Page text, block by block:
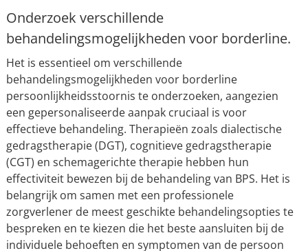
Onderzoek verschillende
behandelingsmogelijkheden voor borderline.
Het is essentieel om verschillende
behandelingsmogelijkheden voor borderline
persoonlijkheidsstoornis te onderzoeken, aangezien
een gepersonaliseerde aanpak cruciaal is voor
effectieve behandeling. Therapieën zoals dialectische
gedragstherapie (DGT), cognitieve gedragstherapie
(CGT) en schemagerichte therapie hebben hun
effectiviteit bewezen bij de behandeling van BPS. Het is
belangrijk om samen met een professionele
zorgverlener de meest geschikte behandelingsopties te
bespreken en te kiezen die het beste aansluiten bij de
individuele behoeften en symptomen van de persoon